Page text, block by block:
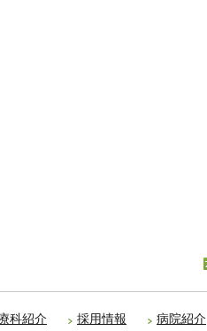
科紹介 採用情報 病院紹介